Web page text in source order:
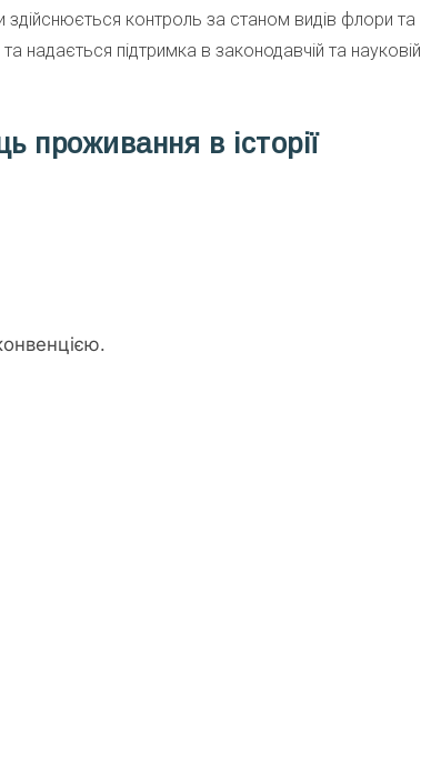
контроль за станом видів флори та
надається підтримка в законодавчій та науковій
проживання в історії